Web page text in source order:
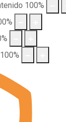
100%
%
%
100%